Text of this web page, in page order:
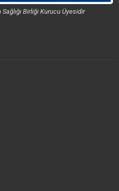
Birliği Kurucu Üyesidir